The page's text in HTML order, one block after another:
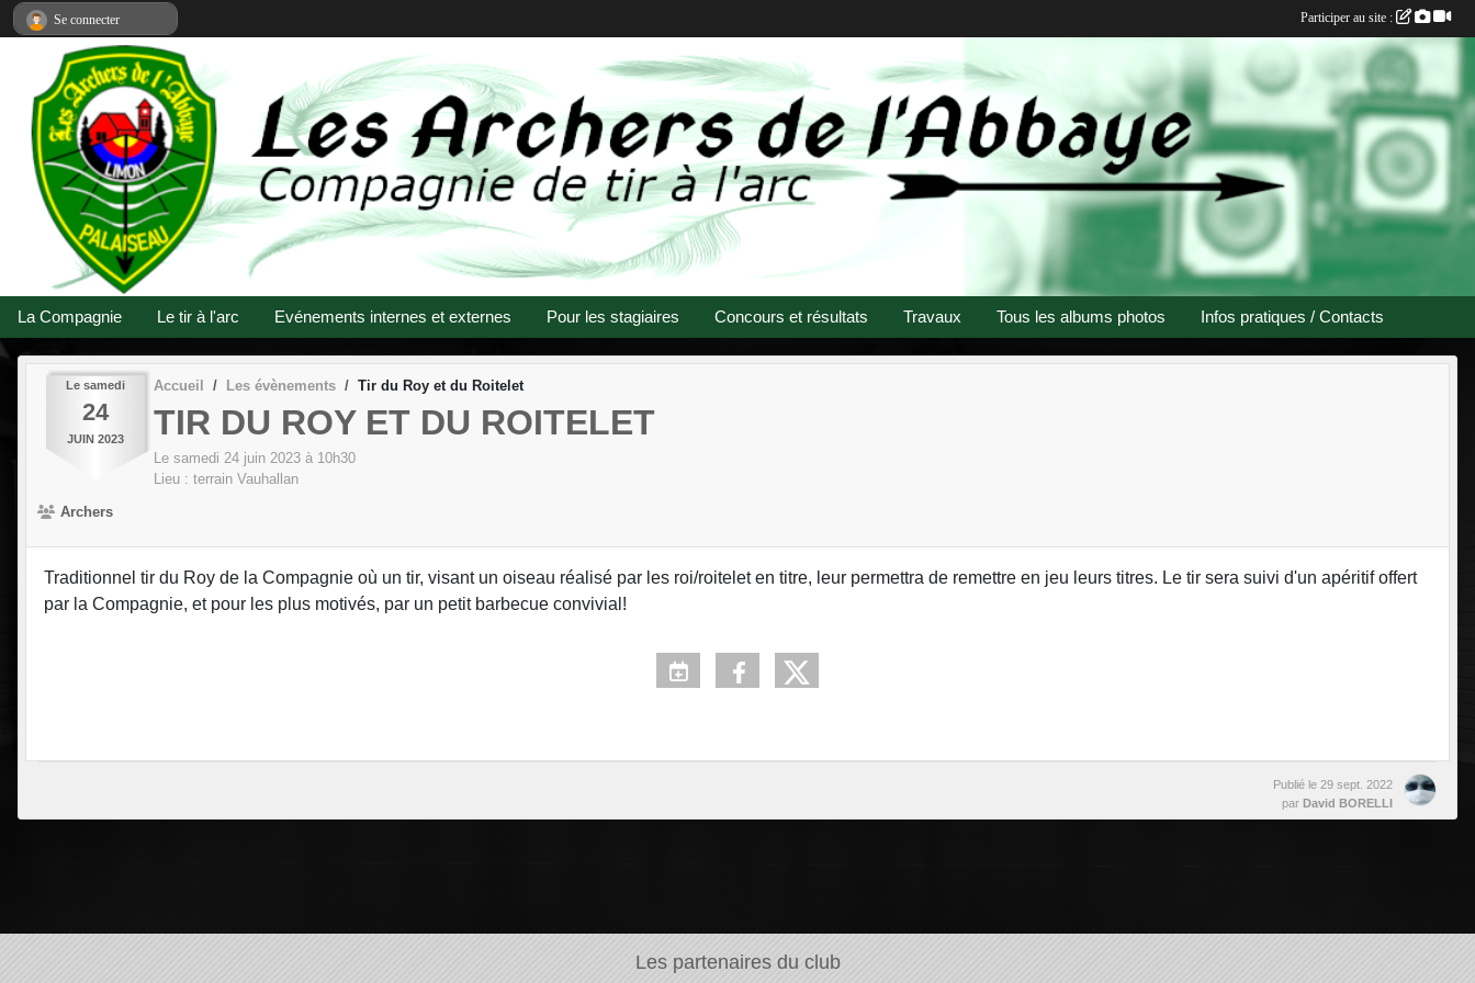
La Compagnie Le tir à l'arc Evénements internes et externes Pour les stagiaires Concours et résultats Travaux Tous les albums photos Infos pratiques / Contacts
Le samedi
24
JUIN 2023
Accueil Les évènements Tir du Roy et du Roitelet
TIR DU ROY ET DU ROITELET
Le samedi 24 juin 2023 à 10h30
Lieu : terrain Vauhallan
Archers
Traditionnel tir du Roy de la Compagnie où un tir, visant un oiseau réalisé par les roi/roitelet en titre, leur permettra de remettre en jeu leurs titres. Le tir sera suivi d'un apéritif offert
par la Compagnie, et pour les plus motivés, par un petit barbecue convivial!
Publié le 29 sept. 2022
par David BORELLI
Les partenaires du club
Se connecter Participer au site :
Panneau de gestion des cookies